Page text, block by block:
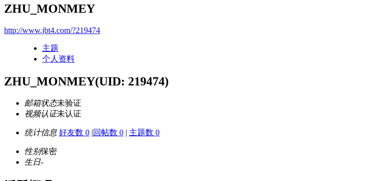
ZHU_MONMEY
http://www.jbt4.com/?219474
主题
个人资料
ZHU_MONMEY(UID: 219474)
邮箱状态未验证
视频认证未认证
统计信息 好友数 0 |回帖数 0 | 主题数 0
性别保密
生日-